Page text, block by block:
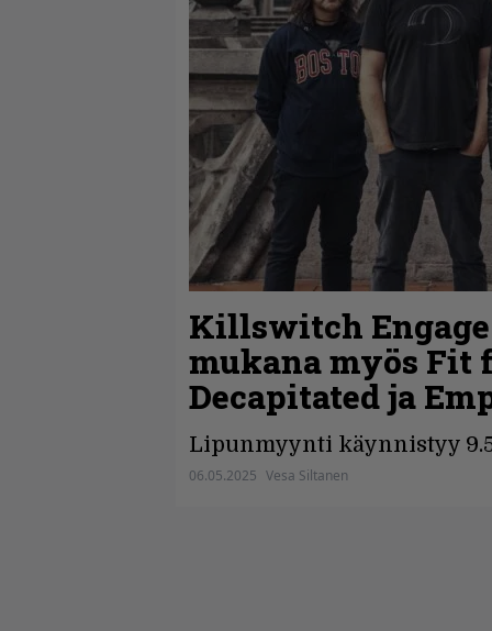
Killswitch Engage
mukana myös Fit
Decapitated ja
Lipunmyynti käynnistyy
06.05.2025 Vesa Siltanen